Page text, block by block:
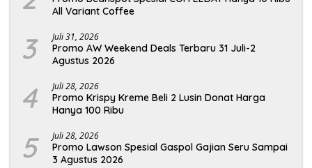
All Variant Coffee
3 Juli 31, 2026
Promo AW Weekend Deals Terbaru 31 Juli-2
Agustus 2026
4 Juli 28, 2026
Promo Krispy Kreme Beli 2 Lusin Donat Harga
Hanya 100 Ribu
5 Juli 28, 2026
Promo Lawson Spesial Gaspol Gajian Seru Sampai
3 Agustus 2026